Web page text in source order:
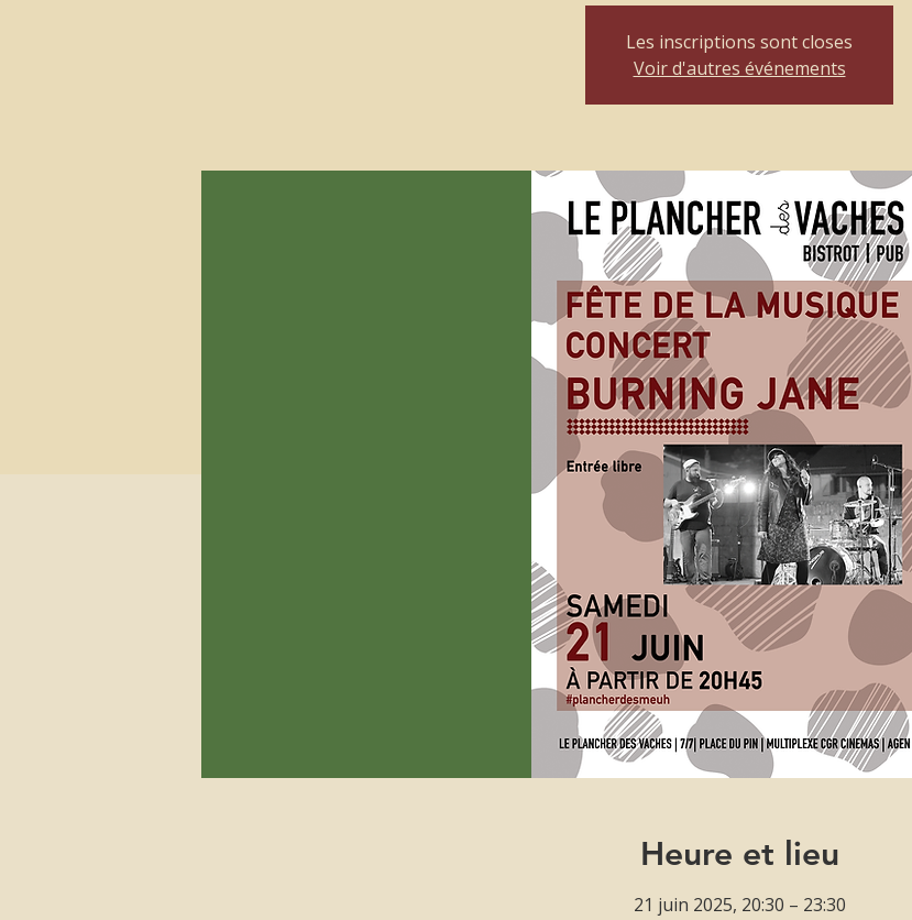
Les inscriptions sont closes
Voir d'autres événements
Heure et lieu
21 juin 2025, 20:30 – 23:30